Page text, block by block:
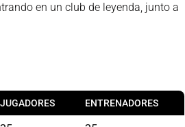
en un club de leyenda, junto a
JUGADORES ENTRENADORES